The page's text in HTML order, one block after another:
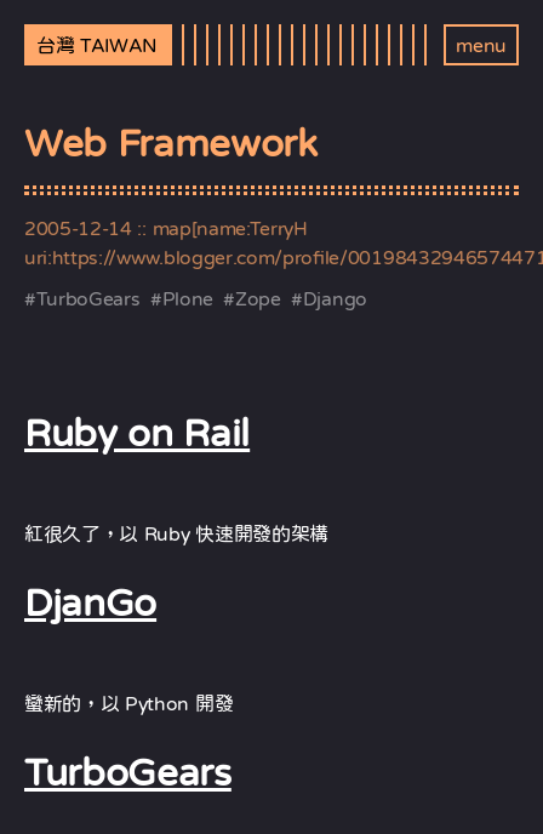
台灣 TAIWAN menu
Web Framework
2005-12-14 :: map[name:TerryH
uri:https://www.blogger.com/profile/
#TurboGears #Plone #Zope #Django
Ruby on Rail
紅很久了，以 Ruby 快速開發的架構
DjanGo
蠻新的，以 Python 開發
TurboGears